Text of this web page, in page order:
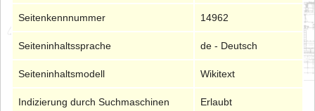
Seitenkennnummer 14962
Seiteninhaltssprache de - Deutsch
Seiteninhaltsmodell Wikitext
Indizierung durch Suchmaschinen Erlaubt